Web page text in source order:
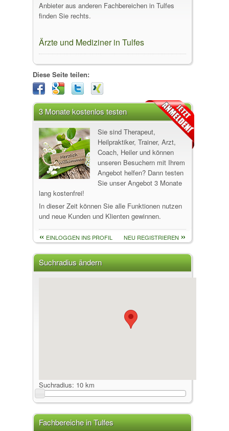
Anbieter aus anderen Fachbereichen in Tulfes
finden Sie rechts.
Ärzte und Mediziner in Tulfes
Diese Seite teilen:
3 Monate kostenlos testen
Sie sind Therapeut,
Heilpraktiker, Trainer, Arzt,
Coach, Heiler und können
unseren Besuchern mit Ihrem
Angebot helfen? Dann testen
Sie unser Angebot 3 Monate
lang kostenfrei!
In dieser Zeit können Sie alle Funktionen nutzen
und neue Kunden und Klienten gewinnen.
EINLOGGEN INS PROFIL NEU REGISTRIEREN
Suchradius ändern
Suchradius: 10 km
Fachbereiche in Tulfes